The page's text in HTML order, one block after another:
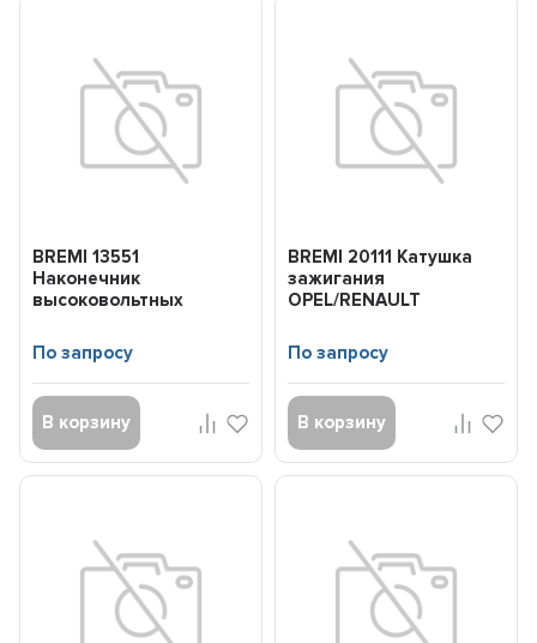
BREMI 13551
Наконечник
высоковольтных
W202/W124/W210/W463//W163/W...
По запросу
В корзину
BREMI 20111 Катушка
зажигания
OPEL/RENAULT
98-
По запросу
В корзину